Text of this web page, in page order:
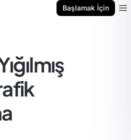
Başlamak İçin